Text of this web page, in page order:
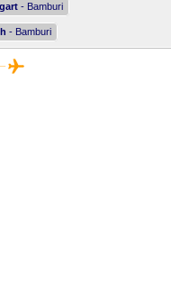
- Bamburi
- Bamburi